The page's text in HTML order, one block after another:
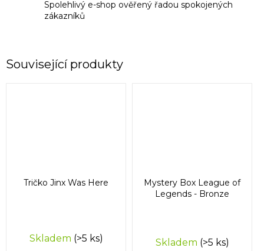
Spolehlivý e-shop ověřený řadou spokojených
zákazníků
Související produkty
Tričko Jinx Was Here
Skladem (>5 ks)
Mystery Box League of
Legends - Bronze
hodnocení
Skladem (>5 ks)